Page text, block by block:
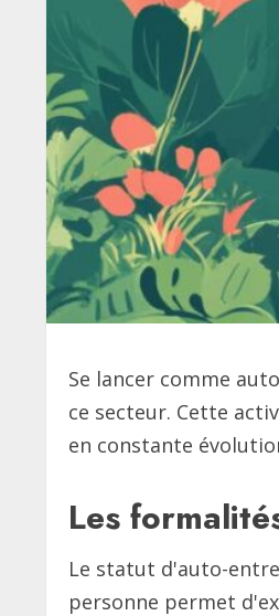
Se lancer comme
ce secteur. Cette
en constante
Les
Le statut d'auto-
personne permet